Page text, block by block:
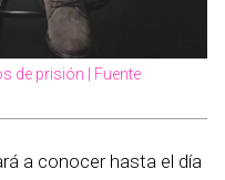
de prisión | Fuente
a conocer hasta el día